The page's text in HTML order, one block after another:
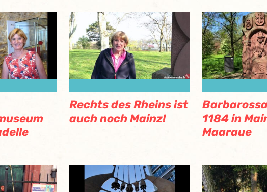
Rechts des Rheins ist
auch noch Mainz!
1184 in
Maaraue